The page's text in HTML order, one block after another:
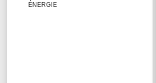
ÉNERGIE